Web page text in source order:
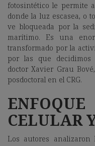
fotosintético le permite
donde la luz escasea, o
ve bloqueada por la
marítimo. Es una
transformado por la
por las que decidimos
doctor Xavier Grau
posdoctoral en el CRG.
CELULAR
Los autores analizaron